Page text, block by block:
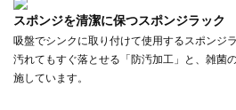
スポンジを清潔に保つスポンジラック
吸盤でシンクに取り付けて使用するスポンジ
汚れてもすぐ落とせる「防汚加工」と、雑菌
施しています。